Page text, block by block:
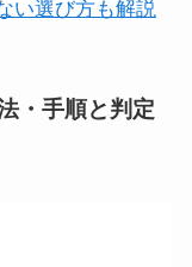
い選び方も解説
・手順と判定